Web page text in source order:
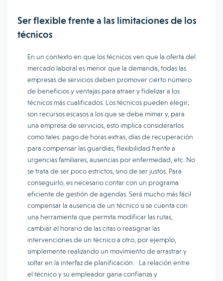
Ser flexible frente a las limitaciones de los
técnicos
En un contexto en que los técnicos ven que la oferta del
mercado laboral es menor que la demanda, todas las
empresas de servicios deben promover cierto número
de beneficios y ventajas para atraer y fidelizar a los
técnicos más cualificados. Los técnicos pueden elegir;
son recursos escasos a los que se debe mimar y, para
una empresa de servicios, esto implica considerarlos
como tales: pago de horas extras, días de recuperación
para compensar las guardias, flexibilidad frente a
urgencias familiares, ausencias por enfermedad, etc. No
se trata de ser poco estrictos, sino de ser justos. Para
conseguirlo, es necesario contar con un programa
eficiente de gestión de agendas. Será mucho más fácil
compensar la ausencia de un técnico si se cuenta con
una herramienta que permita modificar las rutas,
cambiar el horario de las citas o reasignar las
intervenciones de un técnico a otro, por ejemplo,
simplemente realizando un movimiento de arrastrar y
soltar en la interfaz de planificación. La relación entre
el técnico y su empleador gana confianza y